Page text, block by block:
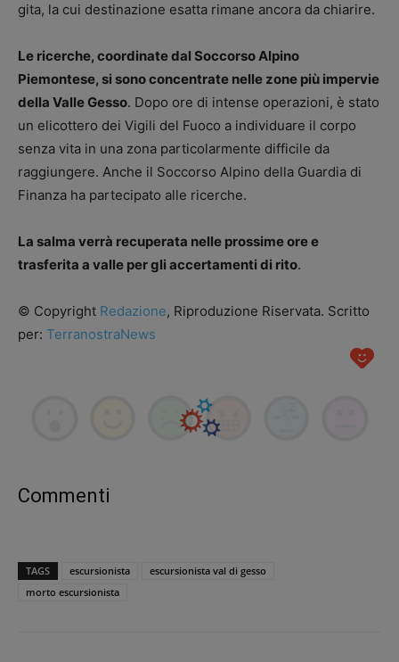
gita, la cui destinazione esatta rimane ancora da chiarire.
Le ricerche, coordinate dal Soccorso Alpino
Piemontese, si sono concentrate nelle zone più impervie
della Valle Gesso. Dopo ore di intense operazioni, è stato
un elicottero dei Vigili del Fuoco a individuare il corpo
senza vita in una zona particolarmente difficile da
raggiungere. Anche il Soccorso Alpino della Guardia di
Finanza ha partecipato alle ricerche.
La salma verrà recuperata nelle prossime ore e
trasferita a valle per gli accertamenti di rito.
© Copyright Redazione, Riproduzione Riservata. Scritto
per: TerranostraNews
Commenti
TAGS escursionista
escursionista val di gesso
morto escursionista